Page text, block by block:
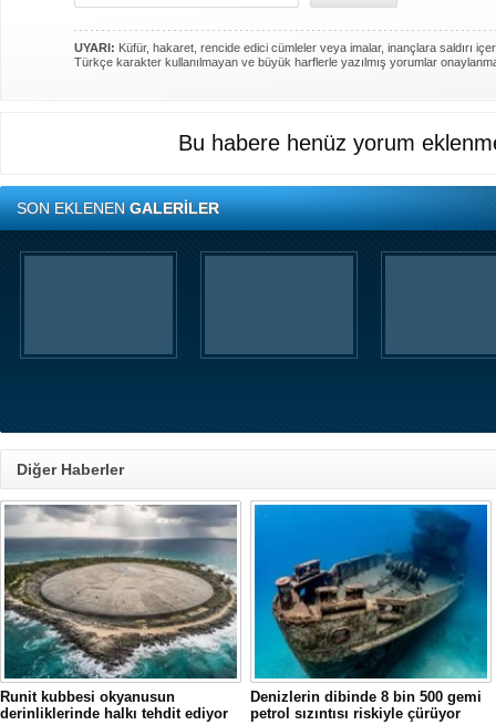
UYARI: Küfür, hakaret, rencide edici cümleler veya imalar, inançlara saldırı
Türkçe karakter kullanılmayan ve büyük harflerle yazılmış yorumlar
Bu habere henüz yorum
SON EKLENENGALERİLER
Diğer Haberler
Runit kubbesi okyanusun
derinliklerinde halkı tehdit ediyor
Denizlerin dibinde 8 bin 500 gemi
petrol sızıntısı riskiyle çürüyor